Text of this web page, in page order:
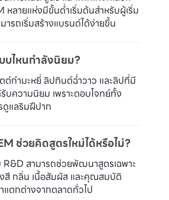
หลายแห่งมีขั้นต่ำเริ่มต้นสำหรับผู้เริ่ม
ารถเริ่มสร้างแบรนด์ได้ง่ายขึ้น
ไหนกำลังนิยม?
กำมะหยี่ ลิปทินต์ฉ่ำวาว และลิปที่มี
บความนิยม เพราะตอบโจทย์ทั้ง
ดูแลริมฝีปาก
ช่วยคิดสูตรใหม่ได้หรือไม่?
R&D สามารถช่วยพัฒนาสูตรเฉพาะ
สี กลิ่น เนื้อสัมผัส และคุณสมบัติ
แตกต่างจากตลาดทั่วไป